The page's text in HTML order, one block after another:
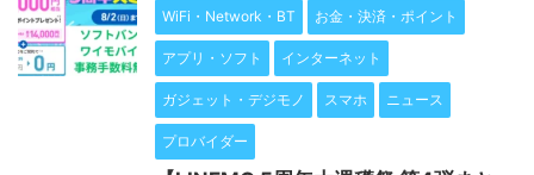
WiFi・Network・BT お金・決済・ポイント
アプリ・ソフト インターネット
ガジェット・デジモノ スマホ ニュース
プロバイダー